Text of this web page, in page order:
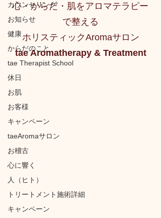
カウンセリング
お知らせ
健康
からだのこと
tae Therapist School
休日
お肌
お客様
キャンペーン
taeAromaサロン
お稽古
心に響く
人（ヒト）
トリートメント施術詳細
キャンペーン
心・からだ・肌をアロマテラピー
で整える
ホリスティックAromaサロン
tae Aromatherapy & Treatment